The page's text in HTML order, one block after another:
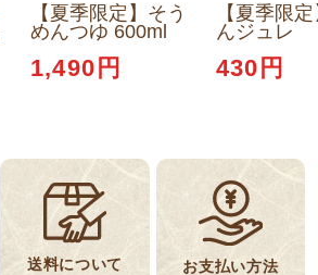
【夏季限定】そう
めんつゆ 600ml
1,490円
【夏季限
んジュレ
430円
送料について お支払い方法